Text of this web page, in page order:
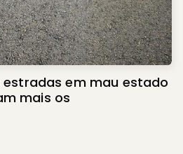
estradas em mau estado
mais os